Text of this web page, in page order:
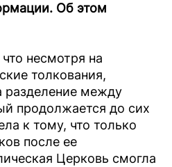
Об этом
несмотря на
толкования,
разделение между
продолжается до сих
к тому, что только
после ее
Церковь смогла